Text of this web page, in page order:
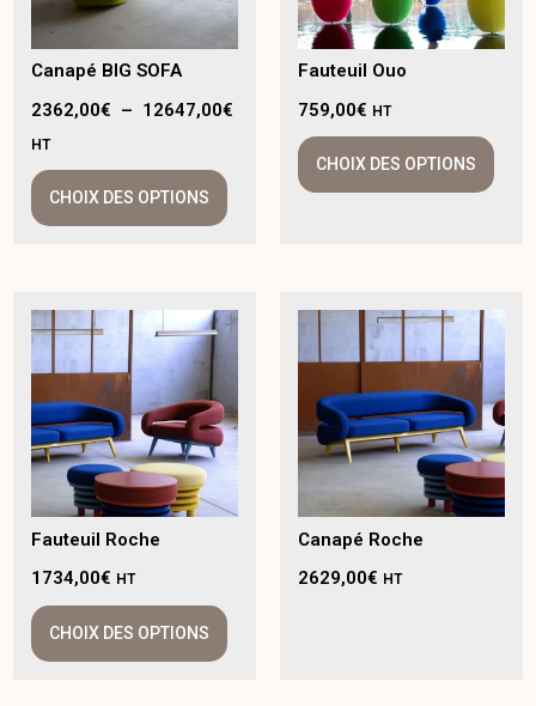
Canapé BIG SOFA
2362,00€ – 12647,00€
HT
CHOIX DES OPTIONS
Fauteuil Ouo
759,00€ HT
CHOIX DES OPTIONS
Fauteuil Roche
1734,00€ HT
CHOIX DES OPTIONS
Canapé Roche
2629,00€ HT